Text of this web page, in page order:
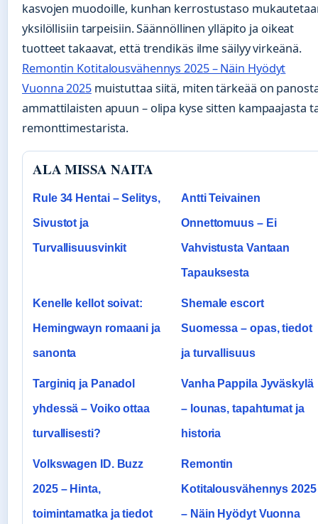
kasvojen muodoille, kunhan kerrostustaso
yksilöllisiin tarpeisiin. Säännöllinen ylläpito ja oikeat
tuotteet takaavat, että trendikäs ilme säilyy virkeänä.
Remontin Kotitalousvähennys 2025 – Näin Hyödyt
Vuonna 2025muistuttaa siitä, miten tärkeää on
ammattilaisten apuun – olipa kyse sitten kampaajasta
remonttimestarista.
ALA MISSA NAITA
Rule 34 Hentai – Selitys,
Sivustot ja
Turvallisuusvinkit
Antti Teivainen
Onnettomuus – Ei
Vahvistusta Vantaan
Tapauksesta
Kenelle kellot soivat:
Hemingwayn romaani ja
sanonta
Shemale escort
Suomessa – opas, tiedot
ja turvallisuus
Targiniq ja Panadol
yhdessä – Voiko ottaa
turvallisesti?
Vanha Pappila Jyväskylä
– lounas, tapahtumat ja
historia
Volkswagen ID. Buzz
2025 – Hinta,
toimintamatka ja tiedot
Remontin
Kotitalousvähennys 2025
– Näin Hyödyt Vuonna